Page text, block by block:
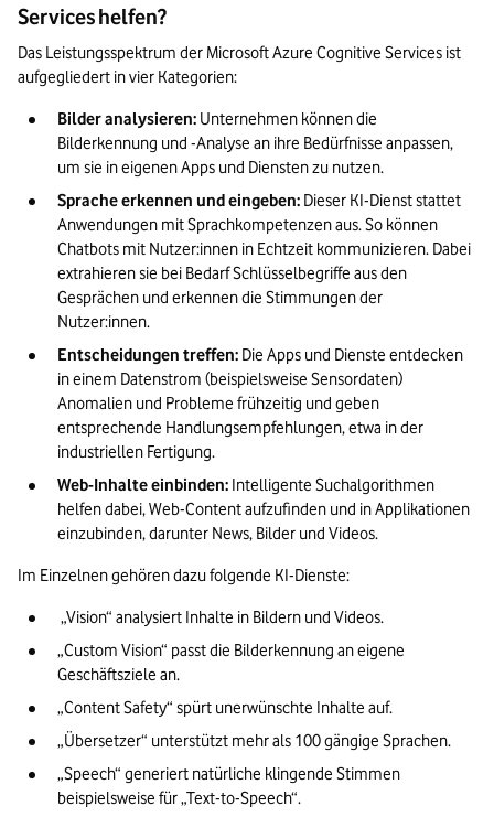
Services helfen?
Das Leistungsspektrum der Microsoft Azure Cognitive Services ist
aufgegliedert in vier Kategorien:
Bilder analysieren: Unternehmen können die
Bilderkennung und -Analyse an ihre Bedürfnisse anpassen,
um sie in eigenen Apps und Diensten zu nutzen.
Sprache erkennen und eingeben: Dieser KI-Dienst stattet
Anwendungen mit Sprachkompetenzen aus. So können
Chatbots mit Nutzer:innen in Echtzeit kommunizieren. Dabei
extrahieren sie bei Bedarf Schlüsselbegriffe aus den
Gesprächen und erkennen die Stimmungen der
Nutzer:innen.
Entscheidungen treffen: Die Apps und Dienste entdecken
in einem Datenstrom (beispielsweise Sensordaten)
Anomalien und Probleme frühzeitig und geben
entsprechende Handlungsempfehlungen, etwa in der
industriellen Fertigung.
Web-Inhalte einbinden: Intelligente Suchalgorithmen
helfen dabei, Web-Content aufzufinden und in Applikationen
einzubinden, darunter News, Bilder und Videos.
Im Einzelnen gehören dazu folgende KI-Dienste:
„Vision“ analysiert Inhalte in Bildern und Videos.
„Custom Vision“ passt die Bilderkennung an eigene
Geschäftsziele an.
„Content Safety“ spürt unerwünschte Inhalte auf.
„Übersetzer“ unterstützt mehr als 100 gängige Sprachen.
„Speech“ generiert natürliche klingende Stimmen
beispielsweise für „Text-to-Speech“.